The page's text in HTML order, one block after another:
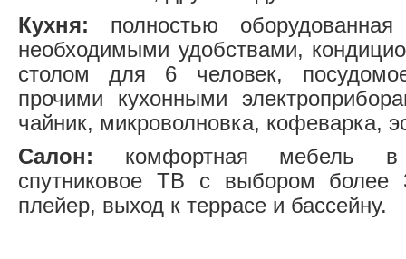
Кухня: полностью
необходимыми удобствами,
столом для 6 человек,
прочими кухонными
чайник, микроволновка, кофеварка,
Салон: комфортная мебель в
спутниковое ТВ с выбором более
плейер, выход к террасе и бассейну.